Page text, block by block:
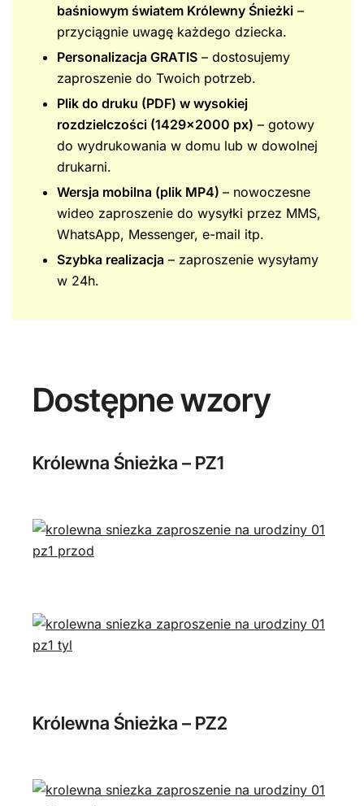
baśniowym światem Królewny Śnieżki –
przyciągnie uwagę każdego dziecka.
Personalizacja GRATIS – dostosujemy
zaproszenie do Twoich potrzeb.
Plik do druku (PDF) w wysokiej
rozdzielczości (1429×2000 px) – gotowy
do wydrukowania w domu lub w dowolnej
drukarni.
Wersja mobilna (plik MP4) – nowoczesne
wideo zaproszenie do wysyłki przez MMS,
WhatsApp, Messenger, e-mail itp.
Szybka realizacja – zaproszenie wysyłamy
w 24h.
Dostępne wzory
Królewna Śnieżka – PZ1
Królewna Śnieżka – PZ2